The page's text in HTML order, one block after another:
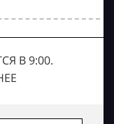
В 9:00.